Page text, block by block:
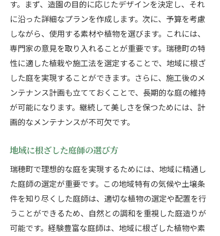
す。まず、造園の目的に応じたデザインを決定し、それ
に沿った詳細なプランを作成します。次に、予算を考慮
しながら、使用する素材や植物を選びます。これには、
専門家の意見を取り入れることが重要です。瑞穂町の特
性に適した植栽や施工法を選定することで、地域に根ざ
した庭を実現することができます。さらに、施工後のメ
ンテナンス計画も立てておくことで、長期的な庭の維持
が可能になります。継続して美しさを保つためには、計
画的なメンテナンスが不可欠です。
地域に根ざした庭師の選び方
瑞穂町で理想的な庭を実現するためには、地域に精通し
た庭師の選定が重要です。この地域特有の気候や土壌条
件を知り尽くした庭師は、適切な植物の選定や配置を行
うことができるため、自然との調和を重視した庭造りが
可能です。経験豊富な庭師は、地域に根ざした植物や素